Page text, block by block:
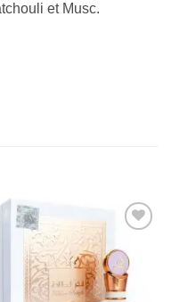
et Musc.
à la liste
d’envies